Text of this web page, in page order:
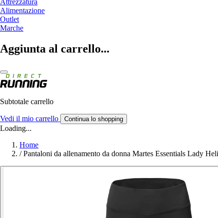
Attrezzatura
Alimentazione
Outlet
Marche
Aggiunta al carrello...
Subtotale carrello
Vedi il mio carrello Continua lo shopping
Loading...
Home
/ Pantaloni da allenamento da donna Martes Essentials Lady